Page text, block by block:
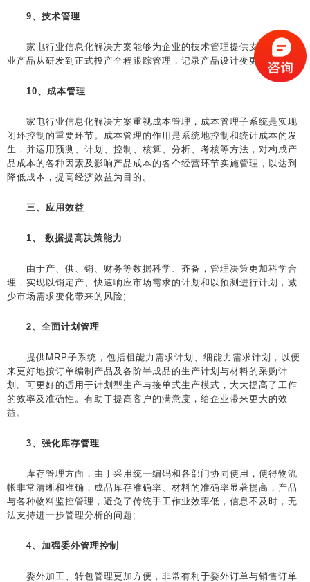
9、技术管理
家电行业信息化解决方案能够为企业的技术管理提供支持，让企
业产品从研发到正式投产全程跟踪管理，记录产品设计变更情况。
10、成本管理
家电行业信息化解决方案重视成本管理，成本管理子系统是实现
闭环控制的重要环节。成本管理的作用是系统地控制和统计成本的发
生，并运用预测、计划、控制、核算、分析、考核等方法，对构成产
品成本的各种因素及影响产品成本的各个经营环节实施管理，以达到
降低成本，提高经济效益为目的。
三、应用效益
1、 数据提高决策能力
由于产、供、销、财务等数据科学、齐备，管理决策更加科学合
理，实现以销定产、快速响应市场需求的计划和以预测进行计划，减
少市场需求变化带来的风险;
2、全面计划管理
提供MRP子系统，包括粗能力需求计划、细能力需求计划，以便
来更好地按订单编制产品及各阶半成品的生产计划与材料的采购计
划。可更好的适用于计划型生产与接单式生产模式，大大提高了工作
的效率及准确性。有助于提高客户的满意度，给企业带来更大的效
益。
3、强化库存管理
库存管理方面，由于采用统一编码和各部门协同使用，使得物流
帐非常清晰和准确，成品库存准确率、材料的准确率显著提高，产品
与各种物料监控管理，避免了传统手工作业效率低，信息不及时，无
法支持进一步管理分析的问题;
4、加强委外管理控制
委外加工、转包管理更加方便，非常有利于委外订单与销售订单